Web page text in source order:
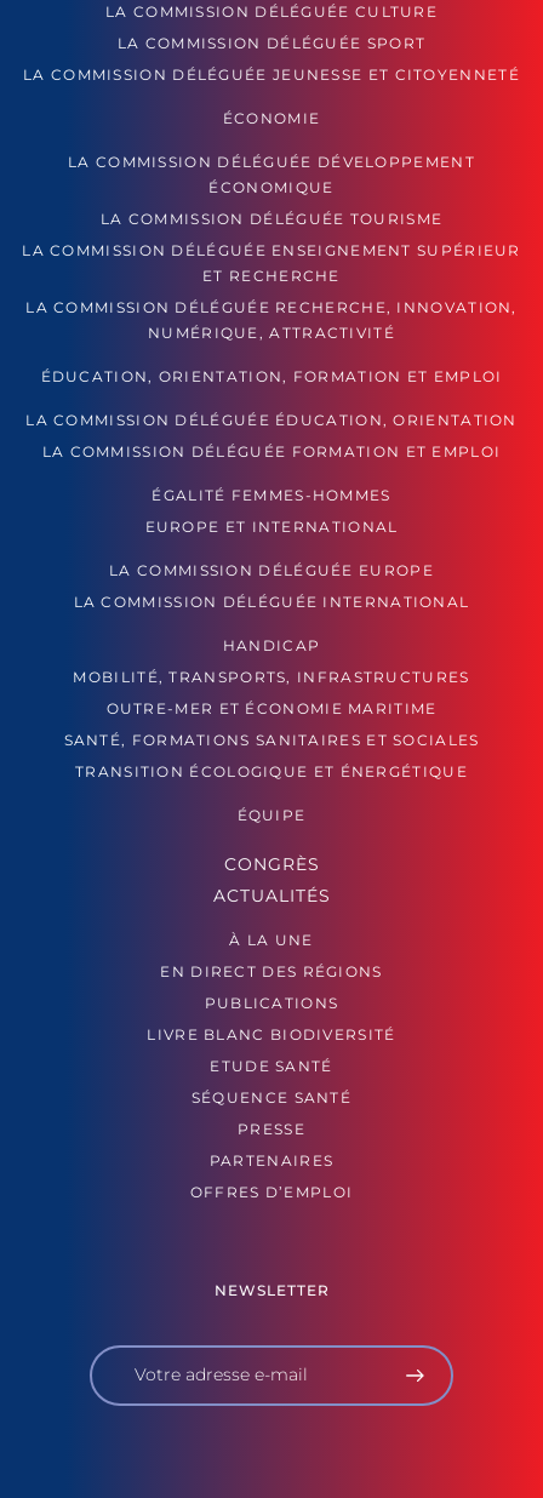
LA COMMISSION DÉLÉGUÉE CULTURE
LA COMMISSION DÉLÉGUÉE SPORT
LA COMMISSION DÉLÉGUÉE JEUNESSE ET CITOYENNETÉ
ÉCONOMIE
LA COMMISSION DÉLÉGUÉE DÉVELOPPEMENT
ÉCONOMIQUE
LA COMMISSION DÉLÉGUÉE TOURISME
LA COMMISSION DÉLÉGUÉE ENSEIGNEMENT SUPÉRIEUR
ET RECHERCHE
LA COMMISSION DÉLÉGUÉE RECHERCHE, INNOVATION,
NUMÉRIQUE, ATTRACTIVITÉ
ÉDUCATION, ORIENTATION, FORMATION ET EMPLOI
LA COMMISSION DÉLÉGUÉE ÉDUCATION, ORIENTATION
LA COMMISSION DÉLÉGUÉE FORMATION ET EMPLOI
ÉGALITÉ FEMMES-HOMMES
EUROPE ET INTERNATIONAL
LA COMMISSION DÉLÉGUÉE EUROPE
LA COMMISSION DÉLÉGUÉE INTERNATIONAL
HANDICAP
MOBILITÉ, TRANSPORTS, INFRASTRUCTURES
OUTRE-MER ET ÉCONOMIE MARITIME
SANTÉ, FORMATIONS SANITAIRES ET SOCIALES
TRANSITION ÉCOLOGIQUE ET ÉNERGÉTIQUE
ÉQUIPE
CONGRÈS
ACTUALITÉS
À LA UNE
EN DIRECT DES RÉGIONS
PUBLICATIONS
LIVRE BLANC BIODIVERSITÉ
ETUDE SANTÉ
SÉQUENCE SANTÉ
PRESSE
PARTENAIRES
OFFRES D’EMPLOI
NEWSLETTER